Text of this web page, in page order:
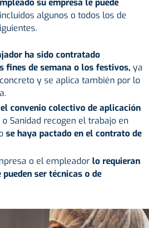
su empresa le puede
algunos o todos los de
ha sido contratado
fines de semana o los festivos,ya
y se aplica también por lo
convenio colectivo de aplicación
Sanidad recogen el trabajo en
se haya pactado en el contrato de
o el empleadorlo requieran
ser técnicas o de